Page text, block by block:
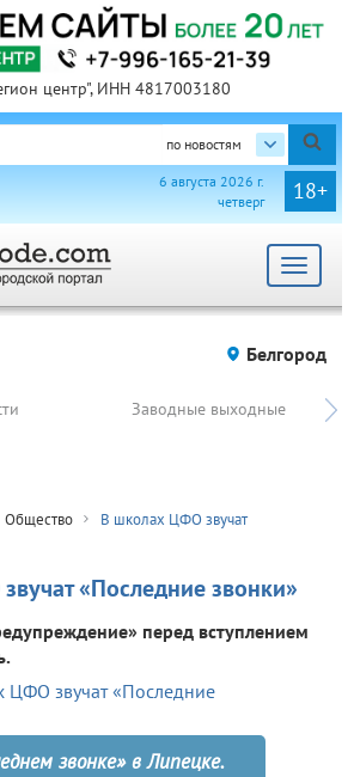
центр", ИНН 4817003180
по новостям
18+
6 августа 2026 г.
четверг
Toggle
Белгород
Заводные выходные
Общество
В школах ЦФО звучат
«Последние звонки»
перед вступлением
звонке» в Липецке.